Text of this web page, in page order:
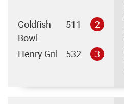
Goldfish
Bowl
511 2
Henry Gril 532 3